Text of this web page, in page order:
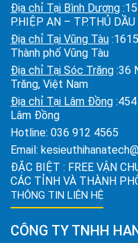
Địa chỉ Tại Bình Dương
P.HIỆP AN – TP.THỦ
Địa chỉ Tại Vũng Tàu
Thành phố Vũng Tàu
Địa chỉ Tại Sóc Trăng :36
Trăng, Việt Nam
Địa chỉ Tại Lâm Đồng
Lâm Đồng
Hotline: 036 912 4565
Email:
ĐẶC BIỆT : FREE VẬN
CÁC TỈNH VÀ THÀNH
THÔNG TIN LIÊN HỆ
CÔNG TY TNHH